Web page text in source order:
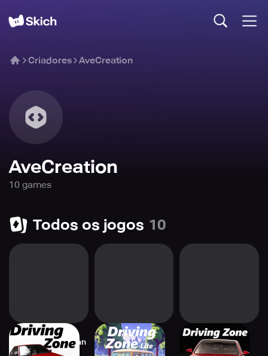
Criadores AveCreation
AveCreation
10 games
Todos os jogos 10
Driving Zone: Japan
Driving Zone:
Offroad Lite
Driving Zone:
Germany Pro